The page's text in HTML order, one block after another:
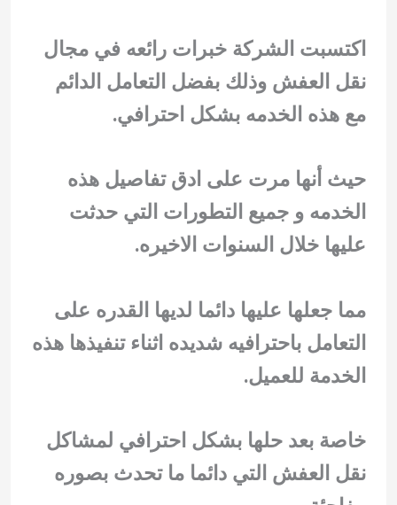
اكتسبت الشركة خبرات رائعه في مجال
نقل العفش وذلك بفضل التعامل الدائم
مع هذه الخدمه بشكل احترافي.
حيث أنها مرت على ادق تفاصيل هذه
الخدمه و جميع التطورات التي حدثت
عليها خلال السنوات الاخيره.
مما جعلها عليها دائما لديها القدره على
التعامل باحترافيه شديده اثناء تنفيذها هذه
الخدمة للعميل.
خاصة بعد حلها بشكل احترافي لمشاكل
نقل العفش التي دائما ما تحدث بصوره